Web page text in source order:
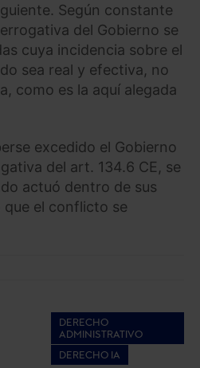
Según constante
del Gobierno se
cuya incidencia sobre el
sea real y efectiva, no
como es la aquí alegada
excedido el Gobierno
del art. 134.6 CE, se
actuó dentro de sus
el conflicto se
DERECHO
ADMINISTRATIVO
DERECHO IA